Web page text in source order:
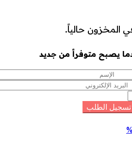
المخزون حالياً.
يصبح متوفراً من جديد